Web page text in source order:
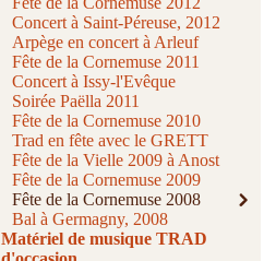
Concert à Saint-Péreuse, 2012
Arpège en concert à Arleuf
Fête de la Cornemuse 2011
Concert à Issy-l'Evêque
Soirée Paëlla 2011
Fête de la Cornemuse 2010
Trad en fête avec le GRETT
Fête de la Vielle 2009 à Anost
Fête de la Cornemuse 2009
Fête de la Cornemuse 2008
Bal à Germagny, 2008
Matériel de musique TRAD